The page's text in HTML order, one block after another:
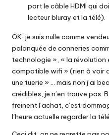
part le câble HDMI qui
lecteur bluray et la télé).
OK, je suis nulle comme
palanquée de conneries
technologie », « la révolution
compatible wifi » (rien à voir
une tuerie » … mais non j’ai
crédibles, je n’en trouve pas.
freinent l’achat, c’est
l’heure actuelle regarder la